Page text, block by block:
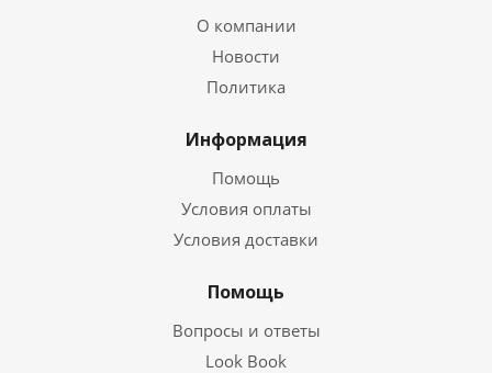
О компании
Новости
Политика
Информация
Помощь
Условия оплаты
Условия доставки
Помощь
Вопросы и ответы
Look Book